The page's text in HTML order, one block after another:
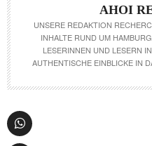
AHOI
UNSERE REDAKTION
INHALTE RUND UM
LESERINNEN UND LESERN
AUTHENTISCHE EINBLICKE IN